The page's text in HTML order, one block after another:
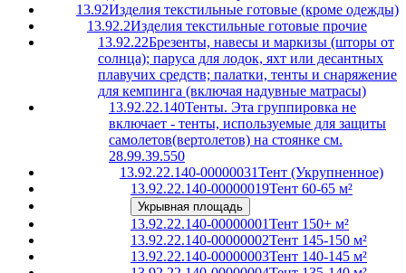
13.92Изделия текстильные готовые (кроме одежды)
13.92.2Изделия текстильные готовые прочие
13.92.22Брезенты, навесы и маркизы (шторы от
солнца); паруса для лодок, яхт или десантных
плавучих средств; палатки, тенты и снаряжение
для кемпинга (включая надувные матрасы)
13.92.22.140Тенты. Эта группировка не
включает - тенты, используемые для защиты
самолетов(вертолетов) на стоянке см.
28.99.39.550
13.92.22.140-00000031Тент (Укрупненное)
13.92.22.140-00000019Тент 60-65 м²
Укрывная площадь
13.92.22.140-00000001Тент 150+ м²
13.92.22.140-00000002Тент 145-150 м²
13.92.22.140-00000003Тент 140-145 м²